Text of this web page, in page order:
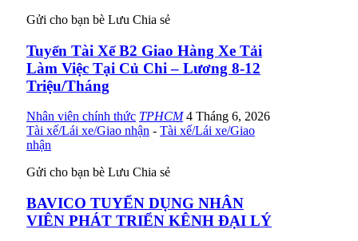
Gửi cho bạn bè Lưu Chia sẻ
Tuyển Tài Xế B2 Giao Hàng Xe Tải
Làm Việc Tại Củ Chi – Lương 8-12
Triệu/Tháng
Nhân viên chính thức TPHCM 4 Tháng 6, 2026
Tài xế/Lái xe/Giao nhận - Tài xế/Lái xe/Giao
nhận
Gửi cho bạn bè Lưu Chia sẻ
BAVICO TUYỂN DỤNG NHÂN
VIÊN PHÁT TRIỂN KÊNH ĐẠI LÝ